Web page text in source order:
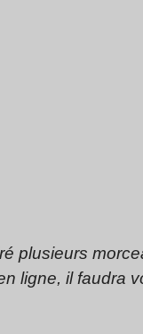
plusieurs
ligne, il faudra